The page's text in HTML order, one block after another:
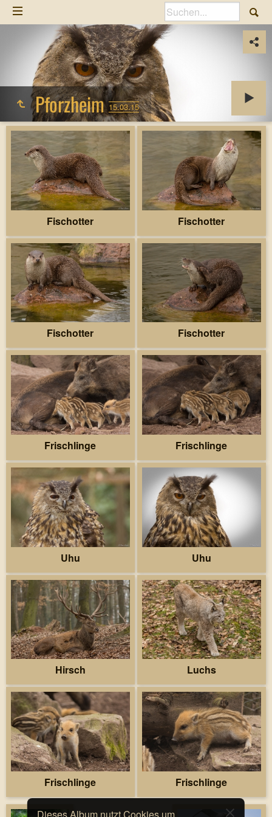
Pforzheim15.03.15
Fischotter Fischotter
Fischotter Fischotter
Frischlinge Frischlinge
Uhu Uhu
Hirsch Luchs
Frischlinge Frischlinge